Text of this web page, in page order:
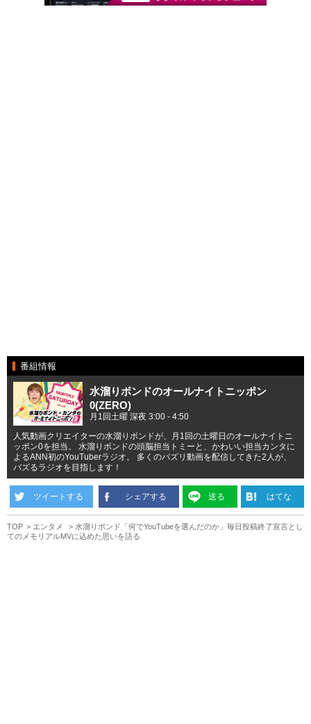
番組情報
水溜りボンドのオールナイトニッポン
0(ZERO)
月1回土曜 深夜 3:00 - 4:50
人気動画クリエイターの水溜りボンドが、月1回の土曜日のオールナイトニ
ッポン0を担当。 水溜りボンドの頭脳担当トミーと、かわいい担当カンタに
よるANN初のYouTuberラジオ。 多くのバズリ動画を配信してきた2人が、
バズるラジオを目指します！
ツイートする シェアする 送る はてな
TOP エンタメ
水溜りボンド「何でYouTubeを選んだのか」毎日投稿終了宣言とし
てのメモリアルMVに込めた思いを語る